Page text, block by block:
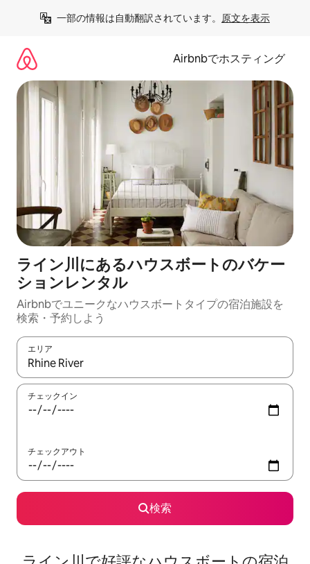
一部の情報は自動翻訳されています。 原文を表示
Airbnbでホスティング
ライン川にあるハウスボートのバケー
ションレンタル
Airbnbでユニークなハウスボートタイプの宿泊施設を
検索・予約しよう
エリア
検索結果が表示されたら、上下の矢印キーを使って移動するか
チェックイン
チェックアウト
検索